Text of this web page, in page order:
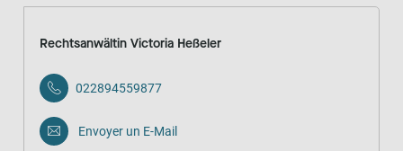
Rechtsanwältin Victoria Heßeler
022894559877
Envoyer un E-Mail